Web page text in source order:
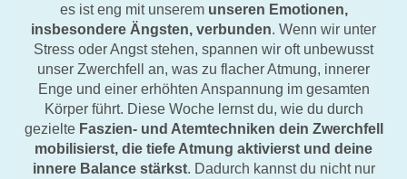
es ist eng mit unseremunseren Emotionen,
insbesondere Ängsten, verbunden. Wenn wir unter
Stress oder Angst stehen, spannen wir oft unbewusst
unser Zwerchfell an, was zu flacher Atmung, innerer
Enge und einer erhöhten Anspannung im gesamten
Körper führt. Diese Woche lernst du, wie du durch
gezielte Faszien- und Atemtechniken dein Zwerchfell
mobilisierst, die tiefe Atmung aktivierst und deine
innere Balance stärkst. Dadurch kannst du nicht nur